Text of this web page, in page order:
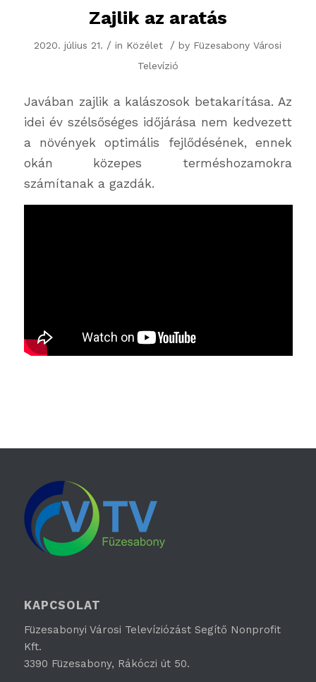
Zajlik az aratás
2020. július 21. / in Közélet / by Füzesabony Városi
Televízió
Javában zajlik a kalászosok betakarítása. Az
idei év szélsőséges időjárása nem kedvezett
a növények optimális fejlődésének, ennek
okán közepes terméshozamokra
számítanak a gazdák.
KAPCSOLAT
Füzesabonyi Városi Televíziózást Segítő Nonprofit
Kft.
3390 Füzesabony, Rákóczi út 50.